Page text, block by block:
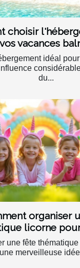
choisir
vacances
idéal
du...
organiser
licorne
une fête
merveilleuse